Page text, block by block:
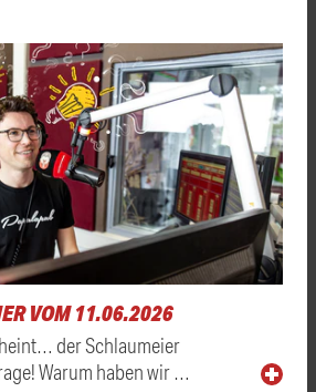
VOM 11.06.2026
der Schlaumeier
Warum haben wir …